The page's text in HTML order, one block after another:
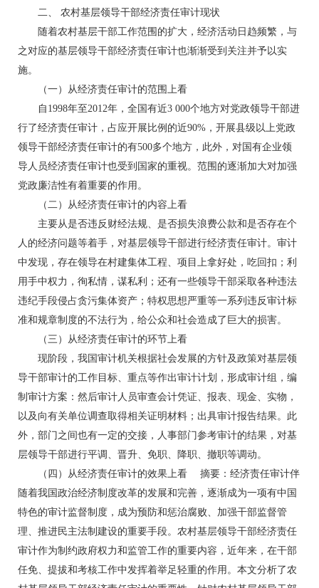
二、 农村基层领导干部经济责任审计现状
随着农村基层干部工作范围的扩大，经济活动日趋频繁，与
之对应的基层领导干部经济责任审计也渐渐受到关注并予以实
施。
（一）从经济责任审计的范围上看
自1998年至2012年，全国有近3 000个地方对党政领导干部进
行了经济责任审计，占应开展比例的近90%，开展县级以上党政
领导干部经济责任审计的有500多个地方，此外，对国有企业领
导人员经济责任审计也受到国家的重视。范围的逐渐加大对加强
党政廉洁性有着重要的作用。
（二）从经济责任审计的内容上看
主要从是否违反财经法规、是否损失浪费公款和是否存在个
人的经济问题等着手，对基层领导干部进行经济责任审计。审计
中发现，存在领导在村建集体工程、项目上拿好处，吃回扣；利
用手中权力，徇私情，谋私利；还有一些领导干部采取各种违法
违纪手段侵占贪污集体资产；特权思想严重等一系列违反审计标
准和规章制度的不法行为，给公众和社会造成了巨大的损害。
（三）从经济责任审计的环节上看
现阶段，我国审计机关根据社会发展的方针及政策对基层领
导干部审计的工作目标、重点等作出审计计划，形成审计组，编
制审计方案：然后审计人员审查会计凭证、报表、现金、实物，
以及向有关单位调查取得相关证明材料；出具审计报告结果。此
外，部门之间也有一定的交接，人事部门参考审计的结果，对基
层领导干部进行平调、晋升、免职、降职、撤职等调动。
（四）从经济责任审计的效果上看 摘要：经济责任审计伴
随着我国政治经济制度改革的发展和完善，逐渐成为一项有中国
特色的审计监督制度，成为预防和惩治腐败、加强干部监督管
理、推进民主法制建设的重要手段。农村基层领导干部经济责任
审计作为制约政府权力和监管工作的重要内容，近年来，在干部
任免、提拔和考核工作中发挥着举足轻重的作用。本文分析了农